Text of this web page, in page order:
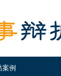
案例